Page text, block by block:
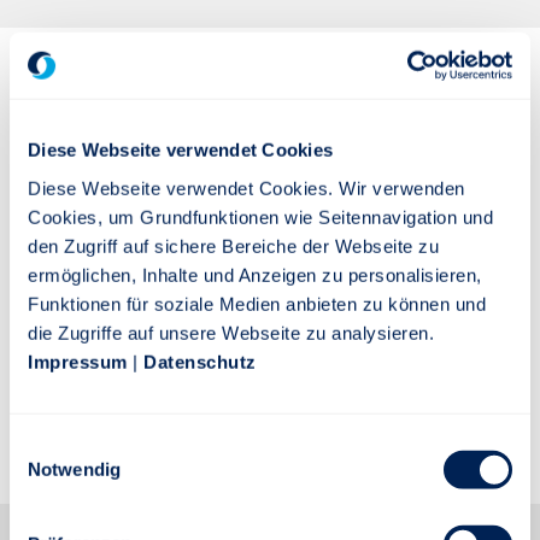
Diese Webseite verwendet Cookies
Diese Webseite verwendet Cookies. Wir verwenden
Cookies, um Grundfunktionen wie Seitennavigation und
den Zugriff auf sichere Bereiche der Webseite zu
ermöglichen, Inhalte und Anzeigen zu personalisieren,
Funktionen für soziale Medien anbieten zu können und
die Zugriffe auf unsere Webseite zu analysieren.
Impressum | Datenschutz
Notwendig
Muttergesellschaft der Stuttgarter
Versicherungsgruppe in Form eines
Versicherungsvereins auf Gegenseitigkeit (VVaG) allein
den Interessen ihrer Versicherten verpflichtet. Der
Schwerpunkt des Unternehmens liegt auf modernen
Vorsorgelösungen in der Lebens- und
Rentenversicherung sowie in der Unfallversicherung.